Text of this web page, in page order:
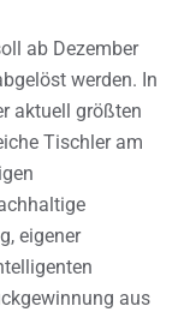
ab Dezember
werden. In
aktuell größten
Tischler am
eigener
aus